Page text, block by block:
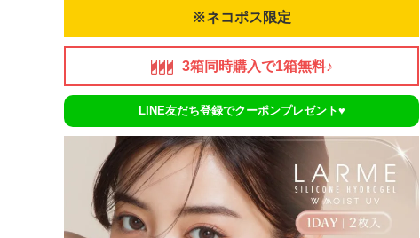
※ネコポス限定
3箱同時購入で1箱無料♪
LINE友だち登録でクーポンプレゼント♥